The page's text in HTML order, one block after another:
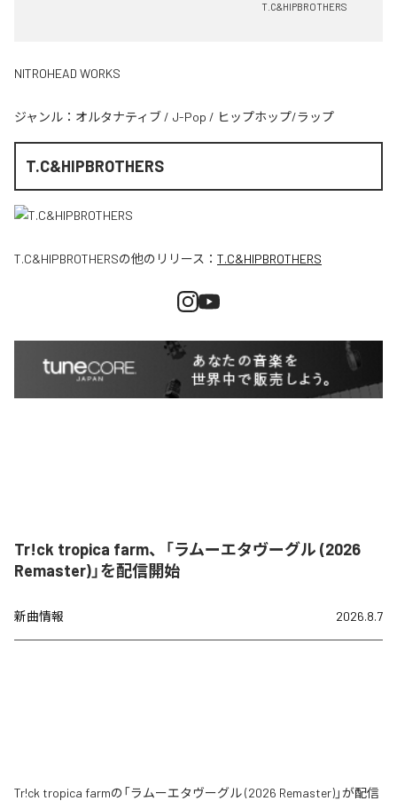
T.C&HIPBROTHERS
NITROHEAD WORKS
ジャンル： オルタナティブ / J-Pop / ヒップホップ/ラップ
T.C&HIPBROTHERS
T.C&HIPBROTHERSの他のリリース： T.C&HIPBROTHERS
Tr!ck tropica farm、「ラムーエタヴーグル (2026
Remaster)」を配信開始
新曲情報 2026.8.7
Tr!ck tropica farmの「ラムーエタヴーグル (2026 Remaster)」が配信